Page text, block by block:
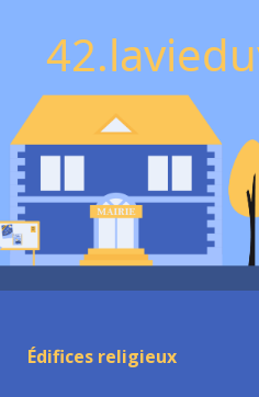
Édifices religieux